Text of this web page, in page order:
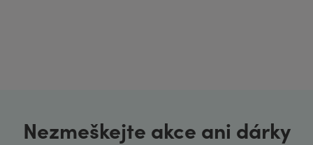
Nezmeškejte akce ani dárky